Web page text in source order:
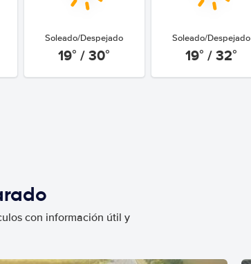
Soleado/Despejado
19° / 30°
Soleado/Despejado
19° / 32°
con información útil y